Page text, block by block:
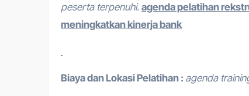
peserta terpenuhi. agenda pelatihan
meningkatkan kinerja bank
Biaya dan Lokasi Pelatihan : agenda